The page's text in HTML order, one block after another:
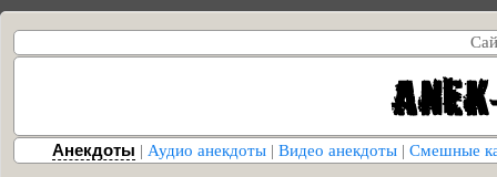
Анекдоты | Аудио анекдоты | Видео анекдоты | Смешные